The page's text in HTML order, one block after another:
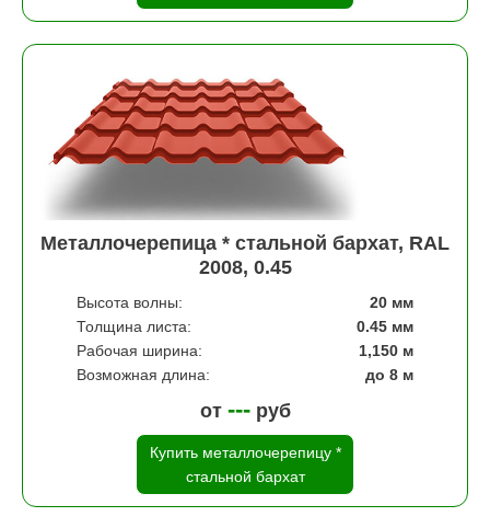
Металлочерепица * стальной бархат, RAL
2008, 0.45
Высота волны:
20 мм
Толщина листа:
0.45 мм
Рабочая ширина:
1,150 м
Возможная длина:
до 8 м
от ---руб
Купить металлочерепицу *
стальной бархат